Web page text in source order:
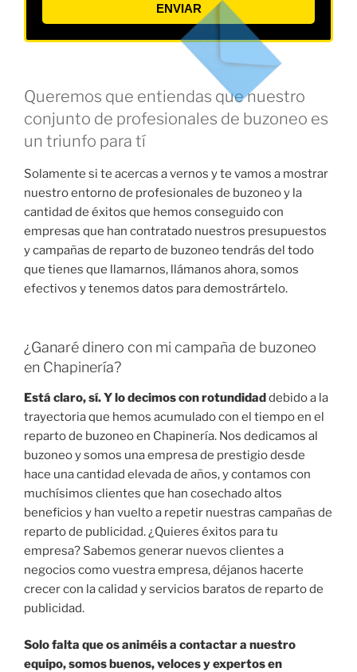
ENVIAR
Queremos que entiendas que nuestro
conjunto de profesionales de buzoneo es
un triunfo para tí
Solamente si te acercas a vernos y te vamos a mostrar
nuestro entorno de profesionales de buzoneo y la
cantidad de éxitos que hemos conseguido con
empresas que han contratado nuestros presupuestos
y campañas de reparto de buzoneo tendrás del todo
que tienes que llamarnos, llámanos ahora, somos
efectivos y tenemos datos para demostrártelo.
¿Ganaré dinero con mi campaña de buzoneo
en Chapinería?
Está claro, sí. Y lo decimos con rotundidaddebido a la
trayectoria que hemos acumulado con el tiempo en el
reparto de buzoneo en Chapinería. Nos dedicamos al
buzoneo y somos una empresa de prestigio desde
hace una cantidad elevada de años, y contamos con
muchísimos clientes que han cosechado altos
beneficios y han vuelto a repetir nuestras campañas de
reparto de publicidad. ¿Quieres éxitos para tu
empresa? Sabemos generar nuevos clientes a
negocios como vuestra empresa, déjanos hacerte
crecer con la calidad y servicios baratos de reparto de
publicidad.
Solo falta que os animéis a contactar a nuestro
equipo, somos buenos, veloces y expertos en